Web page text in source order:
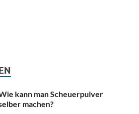
kann man Scheuerpulver
machen?